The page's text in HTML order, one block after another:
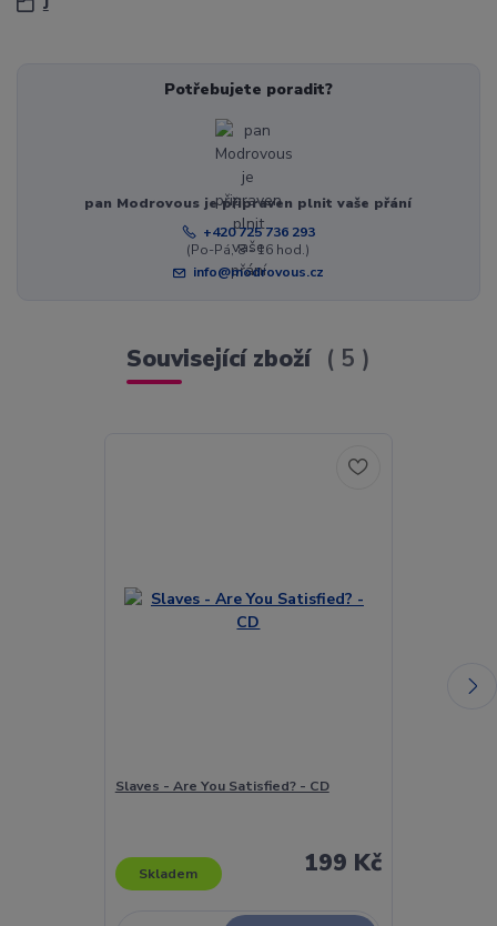
J
Potřebujete poradit?
pan Modrovous je připraven plnit vaše přání
+420 725 736 293
(Po-Pá, 8 - 16 hod.)
info@modrovous.cz
Související zboží 5
Slaves - Are You Satisfied? - CD
199 Kč
Skladem